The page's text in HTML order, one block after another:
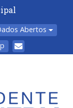
Abertos